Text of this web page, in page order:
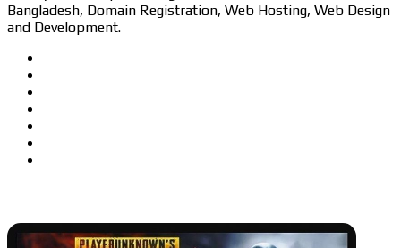
Bangladesh, Domain Registration, Web Hosting, Web Design
and Development.